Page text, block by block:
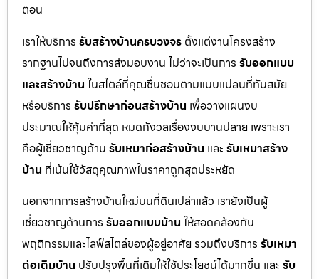
ตอน
เราให้บริการ รับสร้างบ้านครบวงจร ตั้งแต่งานโครงสร้าง
รากฐานไปจนถึงการส่งมอบงาน ไม่ว่าจะเป็นการ รับออกแบบ
และสร้างบ้าน ในสไตล์ที่คุณชื่นชอบตามแบบแปลนที่ทันสมัย
หรือบริการ รับปรึกษาก่อนสร้างบ้าน เพื่อวางแผนงบ
ประมาณให้คุ้มค่าที่สุด หมดกังวลเรื่องงบบานปลาย เพราะเรา
คือผู้เชี่ยวชาญด้าน รับเหมาก่อสร้างบ้าน และ รับเหมาสร้าง
บ้าน ที่เน้นใช้วัสดุคุณภาพในราคาถูกสุดประหยัด
นอกจากการสร้างบ้านใหม่บนที่ดินเปล่าแล้ว เรายังเป็นผู้
เชี่ยวชาญด้านการ รับออกแบบบ้าน ให้สอดคล้องกับ
พฤติกรรมและไลฟ์สไตล์ของผู้อยู่อาศัย รวมถึงบริการ รับเหมา
ต่อเติมบ้าน ปรับปรุงพื้นที่เดิมให้ใช้ประโยชน์ได้มากขึ้น และ รับ